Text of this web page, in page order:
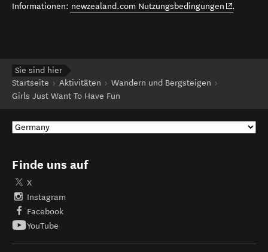
Informationen: newzealand.com Nutzungsbedingungen (opens in
.
Sie sind hier
Startseite
Aktivitäten
Wandern und Bergsteigen
Girls Just Want To Have Fun
Finde uns auf
X
Instagram
Facebook
YouTube